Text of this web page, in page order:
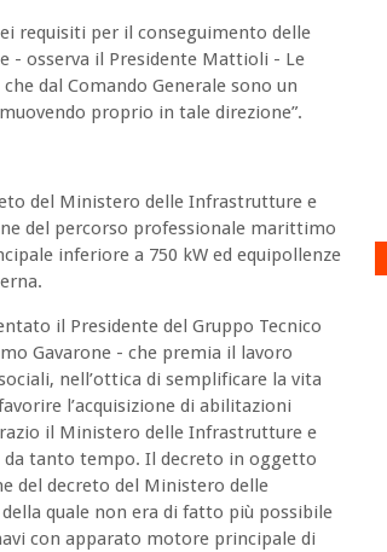
requisiti per il conseguimento delle
- osserva il Presidente Mattioli - Le
dal Comando Generale sono un
proprio in tale direzione”.
del Ministero delle Infrastrutture e
del percorso professionale marittimo
inferiore a 750 kW ed equipollenze
il Presidente del Gruppo Tecnico
Gavarone - che premia il lavoro
nell’ottica di semplificare la vita
l’acquisizione di abilitazioni
il Ministero delle Infrastrutture e
tanto tempo. Il decreto in oggetto
del decreto del Ministero delle
quale non era di fatto più possibile
con apparato motore principale di